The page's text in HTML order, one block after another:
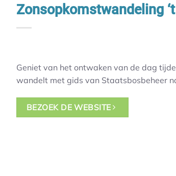
Zonsopkomstwandeling
Geniet van het ontwaken van de dag
wandelt met gids van Staatsbosbeheer
BEZOEK DE WEBSITE